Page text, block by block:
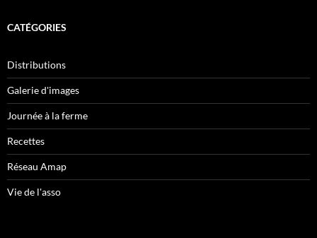
CATÉGORIES
Distributions
Galerie d'images
Journée à la ferme
Recettes
Réseau Amap
Vie de l'asso